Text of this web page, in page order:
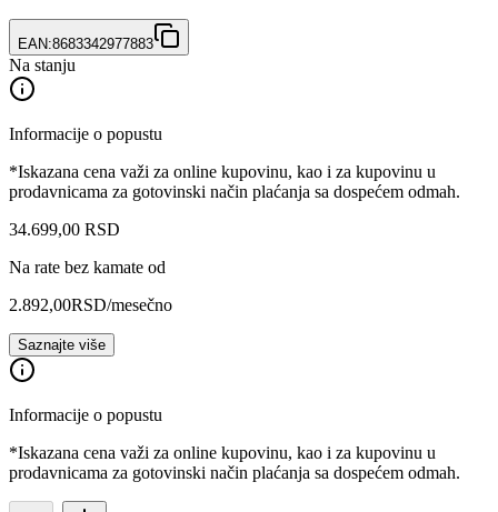
EAN:8683342977883
Na stanju
Informacije o popustu
*Iskazana cena važi za online kupovinu, kao i za kupovinu u
prodavnicama za gotovinski način plaćanja sa dospećem odmah.
34.699,00 RSD
Na rate bez kamate od
2.892,00RSD/mesečno
Saznajte više
Informacije o popustu
*Iskazana cena važi za online kupovinu, kao i za kupovinu u
prodavnicama za gotovinski način plaćanja sa dospećem odmah.